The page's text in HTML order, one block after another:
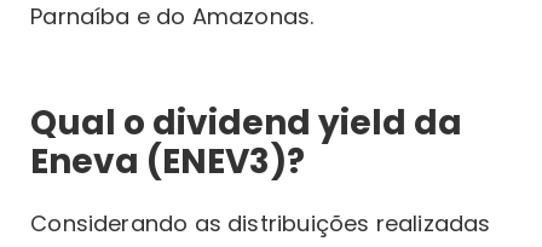
Parnaíba e do Amazonas.
Qual o dividend yield da
Eneva (ENEV3)?
Considerando as distribuições realizadas